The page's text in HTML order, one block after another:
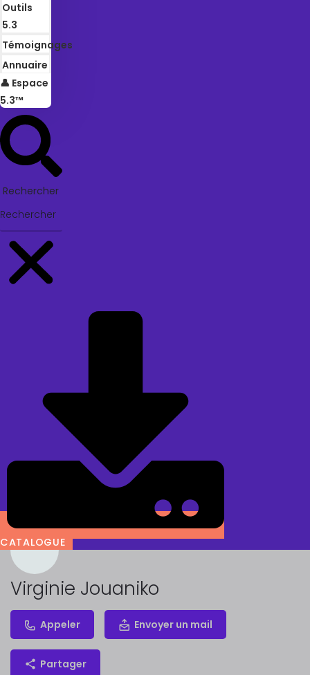
Outils
5.3
Témoignages
Annuaire
👤 Espace
5.3™
Rechercher
CATALOGUE
Virginie Jouaniko
Appeler Envoyer un mail
Partager